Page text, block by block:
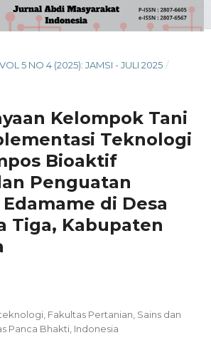
VOL 5 NO 4 (2025): JAMSI - JULI 2025 /
Kelompok Tani
Teknologi
Bioaktif
Penguatan
di Desa
Tiga, Kabupaten
Fakultas Pertanian, Sains dan
Panca Bhakti, Indonesia